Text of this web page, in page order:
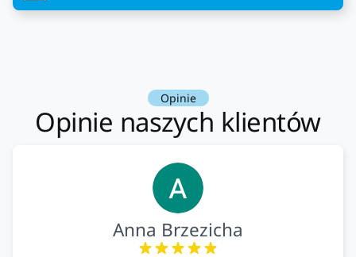
Opinie
Opinie naszych klientów
Anna Brzezicha